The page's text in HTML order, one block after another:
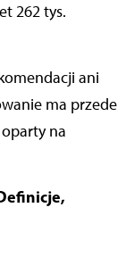
262 tys.
ani
ma przede
na